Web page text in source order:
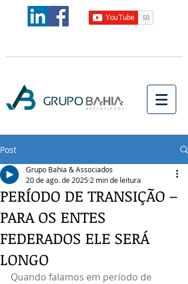
Post
PERÍODO DE TRANSIÇÃO –
PARA OS ENTES
FEDERADOS ELE SERÁ
LONGO
Grupo Bahia & Associados
20 de ago. de 2025 2 min de leitura
Quando falamos em período de